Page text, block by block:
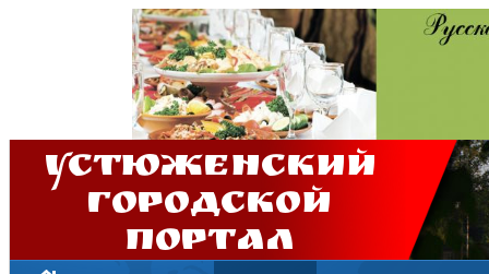
Устюженский
Городской
портал